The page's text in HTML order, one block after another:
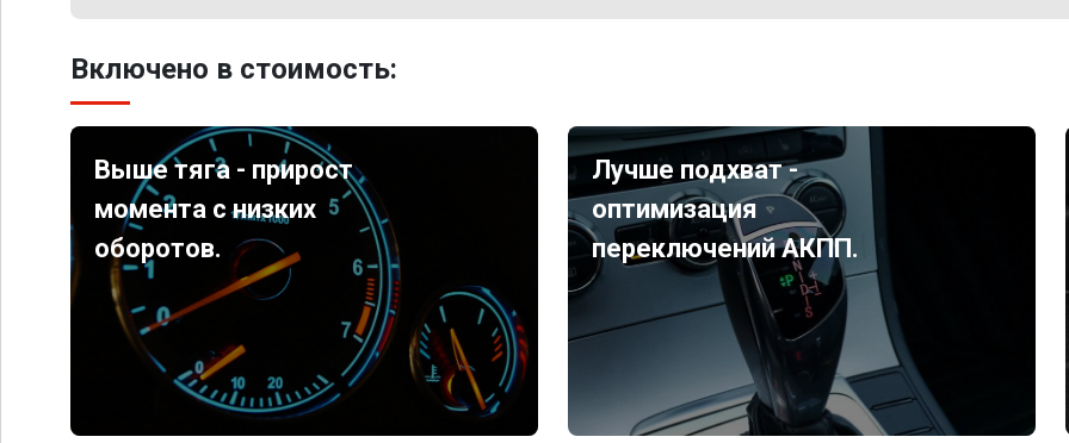
Включено в стоимость:
Выше тяга - прирост
момента с низких
оборотов.
Лучше подхват -
оптимизация
переключений АКПП.